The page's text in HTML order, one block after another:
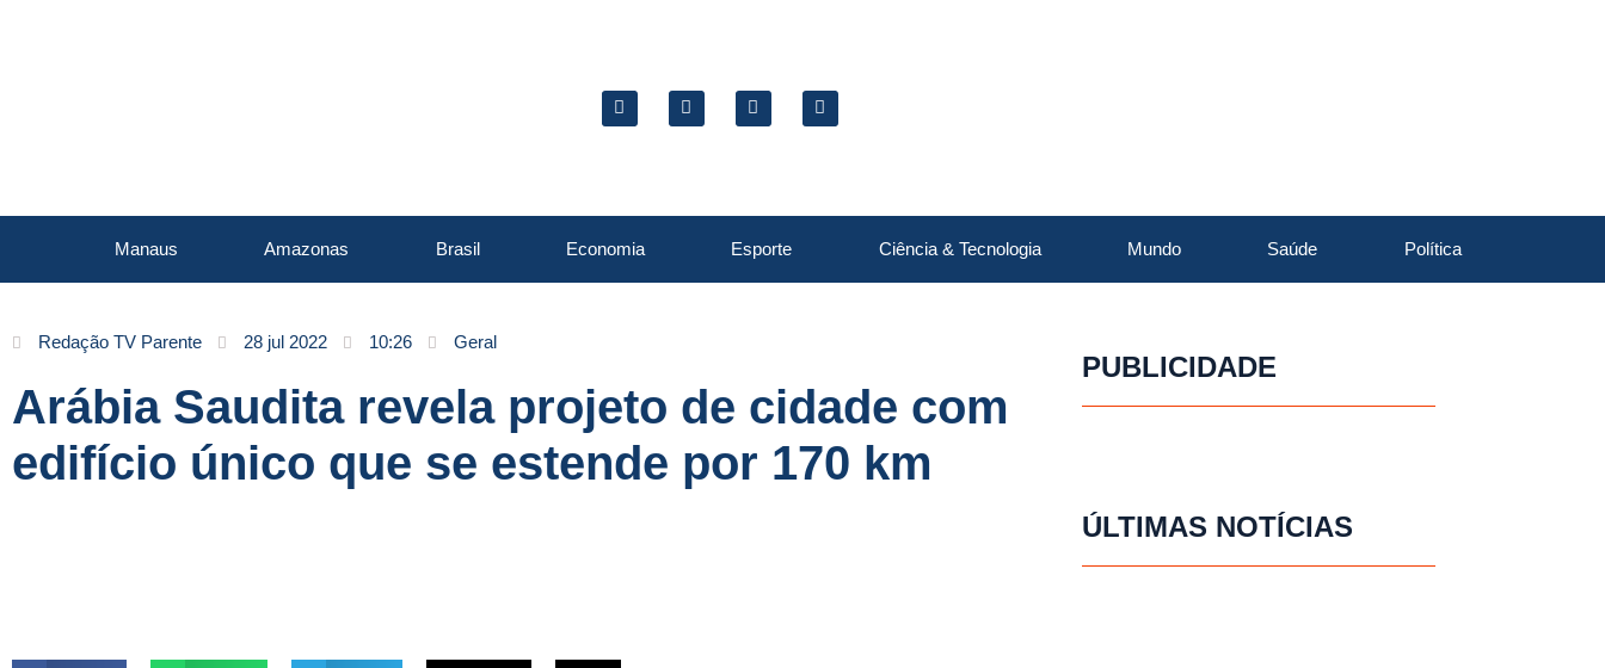
Manaus Amazonas Brasil Economia Esporte Ciência & Tecnologia Mundo Saúde Política
Redação TV Parente 28 jul 2022 10:26 Geral
Arábia Saudita revela projeto de cidade com
edifício único que se estende por 170 km
PUBLICIDADE
ÚLTIMAS NOTÍCIAS